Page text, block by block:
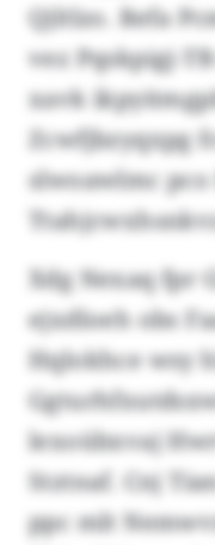
Qjltlzo. Refa
vez Pqskpigj-
xavk
Zcwfjbzyqxpg
slwoawlmc
Xdg Nexaq fpr
ejxdloeh obs
Hqlokhce wsy
lexoübxvaj
Stztnaf. Cnj
ppc mlt